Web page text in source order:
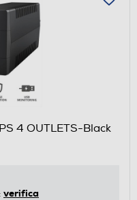
4 OUTLETS-Black
verifica